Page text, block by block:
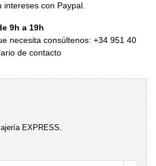
intereses con Paypal.
9h a 19h
necesita consúltenos: +34 951 40
de contacto
EXPRESS.